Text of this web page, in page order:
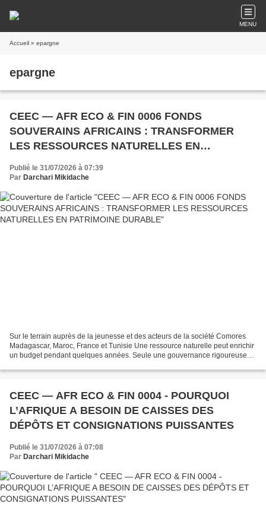
MENU
Accueil » epargne
epargne
CEEC — AFR ECO & FIN 0006 FONDS
SOUVERAINS AFRICAINS : TRANSFORMER
LES RESSOURCES NATURELLES EN
PATRIMOINE DURABLE
Publié le 31/07/2026 à 07:39
Par Darchari Mikidache
Sur le terrain auprès de la jeunesse et des acteurs de la société Comores
Madagascar, Maroc, France et Tunisie Une ressource naturelle peut enrichir
un budget pendant quelques années. Seule une gouvernance rigoureuse
CEEC — AFR ECO & FIN 0004 - POURQUOI
L’AFRIQUE A BESOIN DE CAISSES DES
DÉPÔTS ET CONSIGNATIONS PUISSANTES
Publié le 31/07/2026 à 07:08
Par Darchari Mikidache